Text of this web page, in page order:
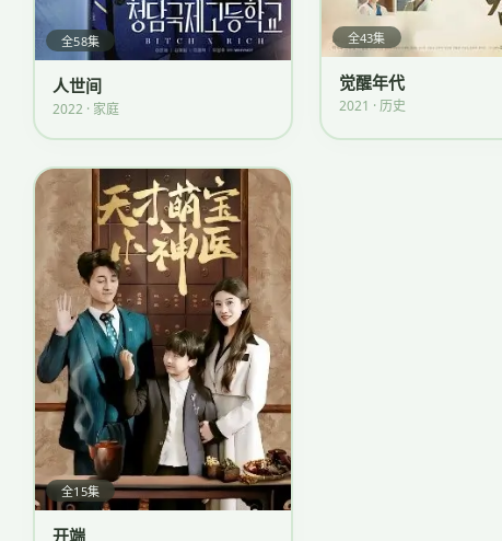
全58集
人世间
2022 · 家庭
全43集
觉醒年代
2021 · 历史
全15集
开端